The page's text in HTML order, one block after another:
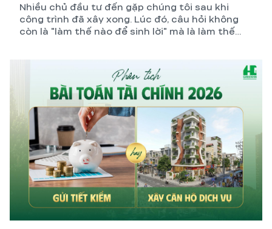
Nhiều chủ đầu tư đến gặp chúng tôi sau khi
công trình đã xây xong. Lúc đó, câu hỏi không
còn là "làm thế nào để sinh lời" mà là làm thế